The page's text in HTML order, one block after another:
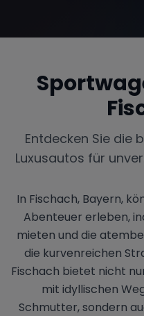
Entdecken Sie die
Luxusautos für
In Fischach, Bayern,
Abenteuer erleben,
mieten und die
die kurvenreichen
Fischach bietet nicht
mit idyllischen
Schmutter, sondern